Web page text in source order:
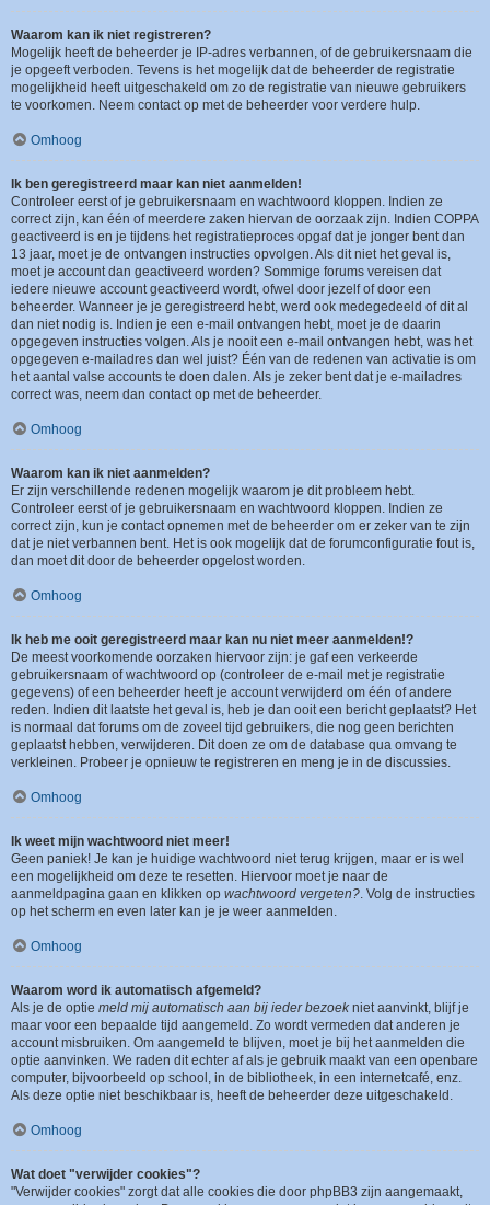
Waarom kan ik niet registreren?
Mogelijk heeft de beheerder je IP-adres verbannen, of de gebruikersnaam die
je opgeeft verboden. Tevens is het mogelijk dat de beheerder de registratie
mogelijkheid heeft uitgeschakeld om zo de registratie van nieuwe gebruikers
te voorkomen. Neem contact op met de beheerder voor verdere hulp.
Omhoog
Ik ben geregistreerd maar kan niet aanmelden!
Controleer eerst of je gebruikersnaam en wachtwoord kloppen. Indien ze
correct zijn, kan één of meerdere zaken hiervan de oorzaak zijn. Indien COPPA
geactiveerd is en je tijdens het registratieproces opgaf dat je jonger bent dan
13 jaar, moet je de ontvangen instructies opvolgen. Als dit niet het geval is,
moet je account dan geactiveerd worden? Sommige forums vereisen dat
iedere nieuwe account geactiveerd wordt, ofwel door jezelf of door een
beheerder. Wanneer je je geregistreerd hebt, werd ook medegedeeld of dit al
dan niet nodig is. Indien je een e-mail ontvangen hebt, moet je de daarin
opgegeven instructies volgen. Als je nooit een e-mail ontvangen hebt, was het
opgegeven e-mailadres dan wel juist? Één van de redenen van activatie is om
het aantal valse accounts te doen dalen. Als je zeker bent dat je e-mailadres
correct was, neem dan contact op met de beheerder.
Omhoog
Waarom kan ik niet aanmelden?
Er zijn verschillende redenen mogelijk waarom je dit probleem hebt.
Controleer eerst of je gebruikersnaam en wachtwoord kloppen. Indien ze
correct zijn, kun je contact opnemen met de beheerder om er zeker van te zijn
dat je niet verbannen bent. Het is ook mogelijk dat de forumconfiguratie fout is,
dan moet dit door de beheerder opgelost worden.
Omhoog
Ik heb me ooit geregistreerd maar kan nu niet meer aanmelden!?
De meest voorkomende oorzaken hiervoor zijn: je gaf een verkeerde
gebruikersnaam of wachtwoord op (controleer de e-mail met je registratie
gegevens) of een beheerder heeft je account verwijderd om één of andere
reden. Indien dit laatste het geval is, heb je dan ooit een bericht geplaatst? Het
is normaal dat forums om de zoveel tijd gebruikers, die nog geen berichten
geplaatst hebben, verwijderen. Dit doen ze om de database qua omvang te
verkleinen. Probeer je opnieuw te registreren en meng je in de discussies.
Omhoog
Ik weet mijn wachtwoord niet meer!
Geen paniek! Je kan je huidige wachtwoord niet terug krijgen, maar er is wel
een mogelijkheid om deze te resetten. Hiervoor moet je naar de
aanmeldpagina gaan en klikken op wachtwoord vergeten?. Volg de instructies
op het scherm en even later kan je je weer aanmelden.
Omhoog
Waarom word ik automatisch afgemeld?
Als je de optie meld mij automatisch aan bij ieder bezoek niet aanvinkt, blijf je
maar voor een bepaalde tijd aangemeld. Zo wordt vermeden dat anderen je
account misbruiken. Om aangemeld te blijven, moet je bij het aanmelden die
optie aanvinken. We raden dit echter af als je gebruik maakt van een openbare
computer, bijvoorbeeld op school, in de bibliotheek, in een internetcafé, enz.
Als deze optie niet beschikbaar is, heeft de beheerder deze uitgeschakeld.
Omhoog
Wat doet "verwijder cookies"?
"Verwijder cookies" zorgt dat alle cookies die door phpBB3 zijn aangemaakt,